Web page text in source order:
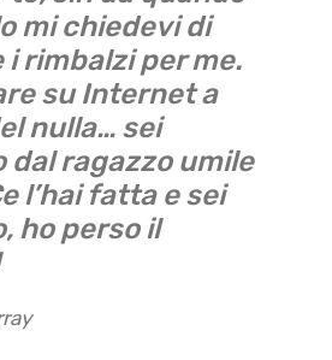
mi chiedevi di
rimbalzi per me.
su Internet a
nulla… sei
dal ragazzo umile
l’hai fatta e sei
ho perso il